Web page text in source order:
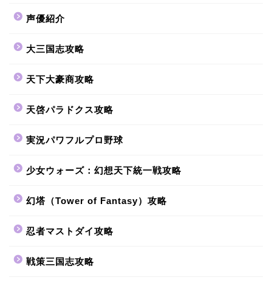
声優紹介
大三国志攻略
天下大豪商攻略
天啓パラドクス攻略
実況パワフルプロ野球
少女ウォーズ：幻想天下統一戦攻略
幻塔（Tower of Fantasy）攻略
忍者マストダイ攻略
戦策三国志攻略